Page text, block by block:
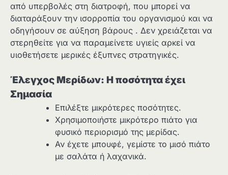
από υπερβολές στη διατροφή, που μπορεί να
διαταράξουν την ισορροπία του οργανισμού και να
οδηγήσουν σε αύξηση βάρους . Δεν χρειάζεται να
στερηθείτε για να παραμείνετε υγιείς αρκεί να
υιοθετήσετε μερικές έξυπνες στρατηγικές.
Έλεγχος Μερίδων: Η ποσότητα έχει
Σημασία
Επιλέξτε μικρότερες ποσότητες.
Χρησιμοποιήστε μικρότερο πιάτο για
φυσικό περιορισμό της μερίδας.
Αν έχετε μπουφέ, γεμίστε το μισό πιάτο
με σαλάτα ή λαχανικά.